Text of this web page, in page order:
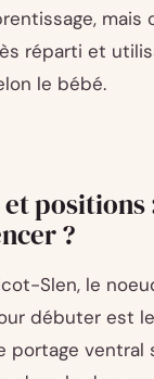
mais
réparti et
le bébé.
et positions
?
Slen, le
débuter est
portage ventral